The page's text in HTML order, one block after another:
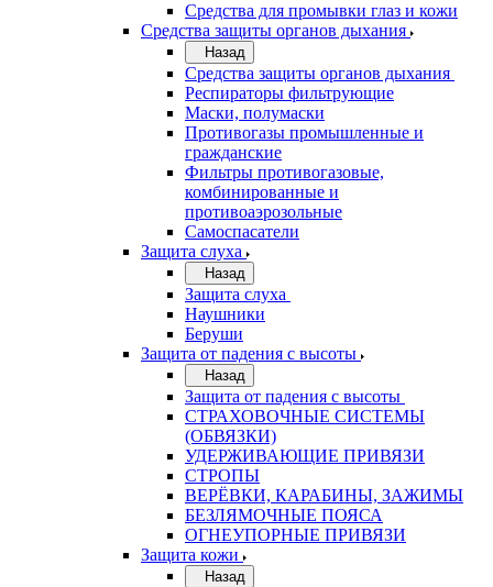
Средства для промывки глаз и кожи
Средства защиты органов дыхания
Назад
Средства защиты органов дыхания
Респираторы фильтрующие
Маски, полумаски
Противогазы промышленные и
гражданские
Фильтры противогазовые,
комбинированные и
противоаэрозольные
Самоспасатели
Защита слуха
Назад
Защита слуха
Наушники
Беруши
Защита от падения с высоты
Назад
Защита от падения с высоты
СТРАХОВОЧНЫЕ СИСТЕМЫ
(ОБВЯЗКИ)
УДЕРЖИВАЮЩИЕ ПРИВЯЗИ
СТРОПЫ
ВЕРЁВКИ, КАРАБИНЫ, ЗАЖИМЫ
БЕЗЛЯМОЧНЫЕ ПОЯСА
ОГНЕУПОРНЫЕ ПРИВЯЗИ
Защита кожи
Назад